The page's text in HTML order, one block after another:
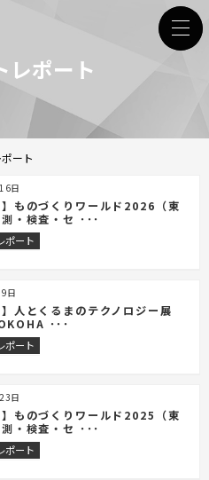
レポート
ート
日
】ものづくりワールド2026（東
・検査・セ ･･･
ポート
日
】人とくるまのテクノロジー展
･･･
ポート
日
】ものづくりワールド2025（東
・検査・セ ･･･
ポート